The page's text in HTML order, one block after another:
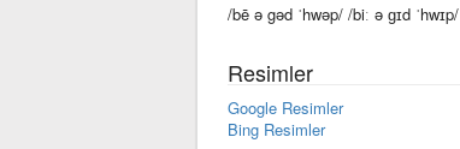
/bē ə gəd ˈhwəp/ /biː ə ɡɪd ˈhwɪp/
Resimler
Google Resimler
Bing Resimler